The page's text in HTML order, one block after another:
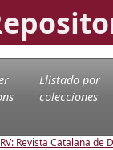
Llistado por
colecciones
Revista Catalana de